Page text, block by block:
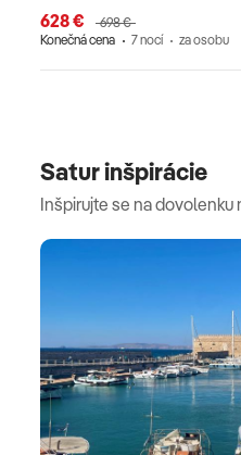
628 €
698 €
Konečná cena
7 nocí za osobu
Satur inšpirácie
Inšpirujte se na dovolenku